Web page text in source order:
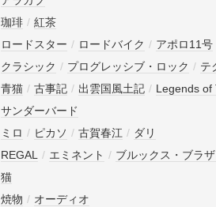
珈琲 / 紅茶
ロードスター / ロードバイク / アポロ11号
クラシック / プログレッシブ・ロック / テ
青猫 / 古事記 / 出雲国風土記 / Legends of
サンダーバード
ミロ / ピカソ / 古賀春江 / ダリ
REGAL / エミネント / ブルックス・ブラ
猫
焼物 / オーディオ